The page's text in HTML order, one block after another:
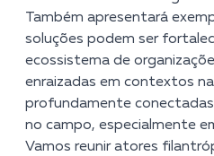
Também apresentará
soluções podem ser
ecossistema de
enraizadas em contextos
profundamente
no campo, especialmente
Vamos reunir atores